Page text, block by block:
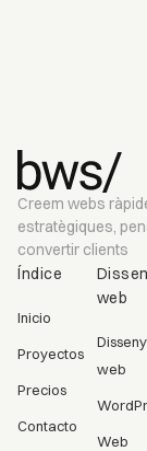
Creem webs
estratègiques,
convertir clients
Índice
Inicio
Proyectos
Precios
Contacto
web
Disseny
web
Web